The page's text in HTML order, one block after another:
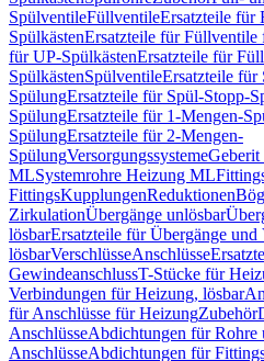
SpülventileFüllventileErsatzteile für
SpülkästenErsatzteile für Füllventile
für UP-SpülkästenErsatzteile für
SpülkästenSpülventileErsatzteile für
SpülungErsatzteile für Spül-Stopp-
SpülungErsatzteile für 1-Mengen-
SpülungErsatzteile für 2-Mengen-
SpülungVersorgungssysteme
MLSystemrohre Heizung ML
FittingsKupplungenReduktionen
ZirkulationÜbergänge unlösbar
lösbarErsatzteile für Übergänge und
lösbarVerschlüsseAnschlüsse
GewindeanschlussT-Stücke für
Verbindungen für Heizung, lösbar
für Anschlüsse für HeizungZubehör
AnschlüsseAbdichtungen für Rohre
AnschlüsseAbdichtungen für